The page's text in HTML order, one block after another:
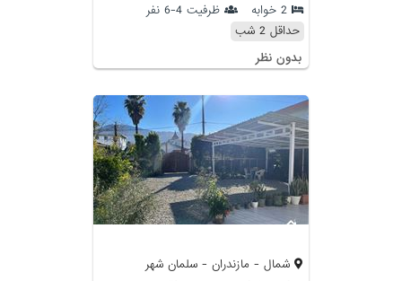
2 خوابه
ظرفیت 4-6 نفر
حداقل 2 شب
بدون نظر
شمال - مازندران - سلمان شهر